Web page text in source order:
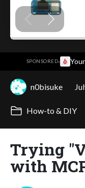
SPONSORED·
n0bisuke
How-to & DIY
Trying
with